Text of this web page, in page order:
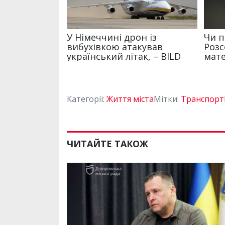
Категорії: Життя містаМітки: Транспорт
ЧИТАЙТЕ ТАКОЖ